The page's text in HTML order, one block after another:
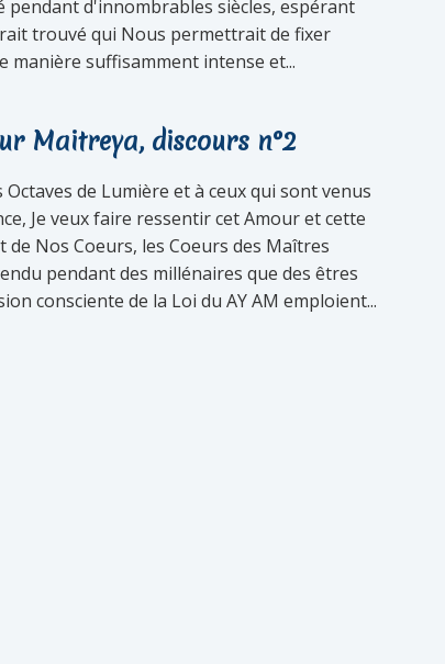
pendant d'innombrables siècles, espérant
trouvé qui Nous permettrait de fixer
manière suffisamment intense et...
Maitreya, discours n°2
de Lumière et à ceux qui sont venus
Je veux faire ressentir cet Amour et cette
Nos Coeurs, les Coeurs des Maîtres
pendant des millénaires que des êtres
consciente de la Loi du AY AM emploient...